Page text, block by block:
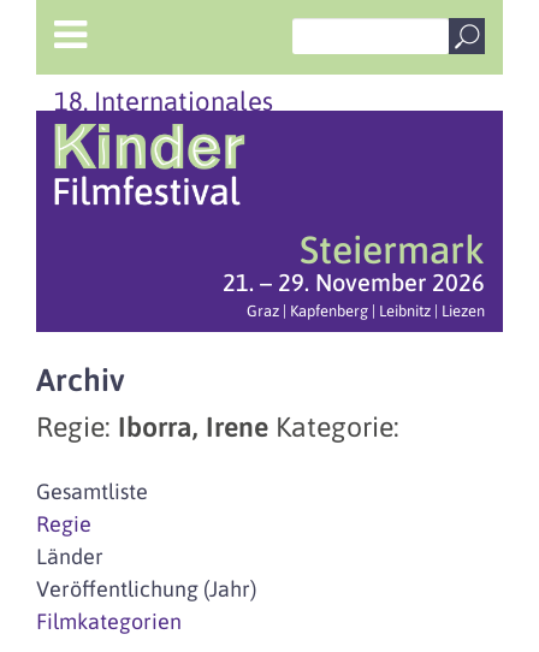
18. Internationales
Steiermark
21. – 29. November 2026
Graz | Kapfenberg | Leibnitz | Liezen
Archiv
Regie: Iborra, Irene Kategorie:
Gesamtliste
Regie
Länder
Veröffentlichung (Jahr)
Filmkategorien